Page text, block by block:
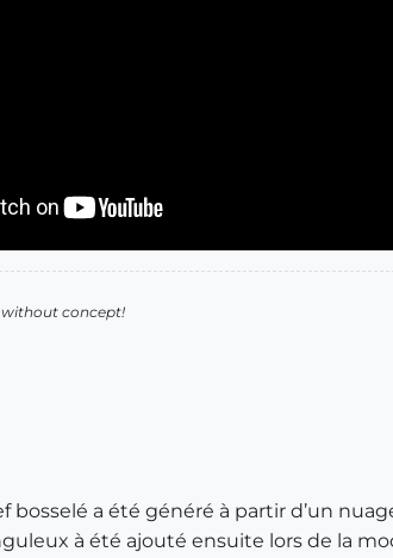
concept!
bosselé a été généré à partir d’un
à été ajouté ensuite lors de la